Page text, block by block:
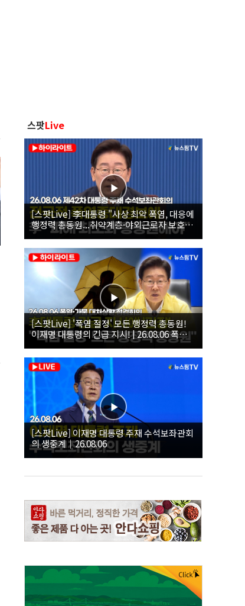
스팟Live
[스팟Live] 李대통령 "사상 최악 폭염, 대응에
행정력 총동원...취약계층·야외근로자 보호에
힘써야"｜26.08.06 제42차 대통령 주재 수석
보좌관회의
[스팟Live] '폭염 절정' 모든 행정력 총동원!
이재명 대통령의 긴급 지시! | 26.08.06 폭염•
가뭄 대처상황 점검회의
[스팟Live] 이재명 대통령 주재 수석보좌관회
의 생중계｜26.08.06